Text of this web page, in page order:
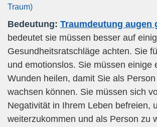
Traum)
Bedeutung: Traumdeutung augen
bedeutet sie müssen besser auf
Gesundheitsratschläge achten. Sie
und emotionslos. Sie müssen einige
Wunden heilen, damit Sie als
wachsen können. Sie müssen sich
Negativität in Ihrem Leben befreien,
weiterzukommen und als Person zu